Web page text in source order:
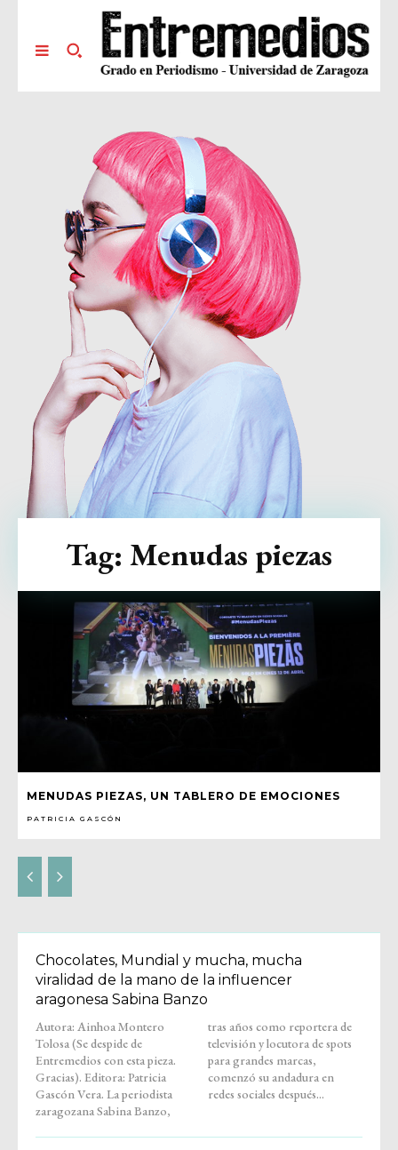
MENUDAS PIEZAS, UN TABLERO DE EMOCIONES
PATRICIA GASCÓN
Tag: Menudas piezas
Chocolates, Mundial y mucha, mucha
viralidad de la mano de la influencer
aragonesa Sabina Banzo
Autora: Ainhoa Montero
Tolosa (Se despide de
Entremedios con esta pieza.
Gracias). Editora: Patricia
Gascón Vera. La periodista
zaragozana Sabina Banzo,
tras años como reportera de
televisión y locutora de spots
para grandes marcas,
comenzó su andadura en
redes sociales después...